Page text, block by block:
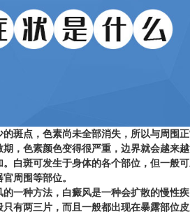
点，色素尚未全部消失，所以与周围
，色素颜色变得很严重，边界就会越来
白斑可发生于身体的各个部位，但一般
周围等部位。
种方法，白癜风是一种会扩散的慢性疾
有两三片，而且一般都出现在暴露部位